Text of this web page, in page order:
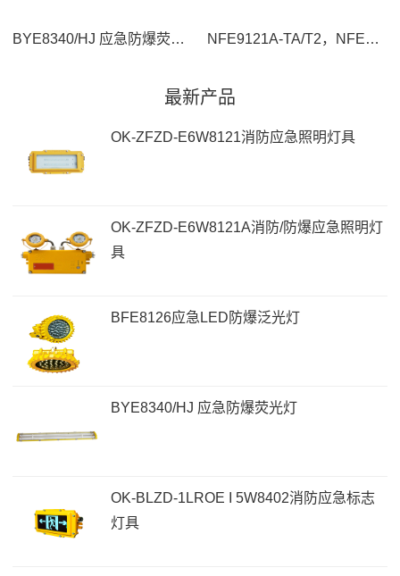
BYE8340/HJ 应急防爆荧光灯 NFE9121A-TA/T2，NFE9121B/K-T1应急LED顶灯
最新产品
OK-ZFZD-E6W8121消防应急照明灯具
OK-ZFZD-E6W8121A消防/防爆应急照明灯
具
BFE8126应急LED防爆泛光灯
BYE8340/HJ 应急防爆荧光灯
OK-BLZD-1LROE I 5W8402消防应急标志
灯具